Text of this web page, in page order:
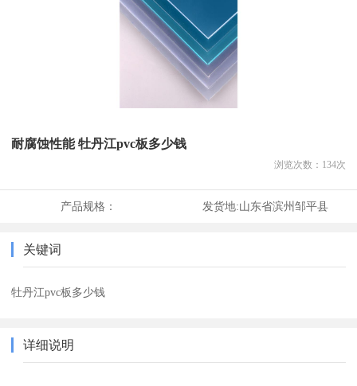
耐腐蚀性能 牡丹江pvc板多少钱
浏览次数： 134次
产品规格： 发货地:山东省滨州邹平县
关键词
牡丹江pvc板多少钱
详细说明